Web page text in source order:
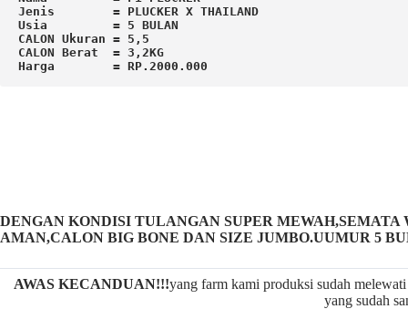
Jenis        = PLUCKER X THAILAND
Usia         = 5 BULAN
CALON Ukuran = 5,5
CALON Berat  = 3,2KG
Harga        = RP.2000.000
DENGAN KONDISI TULANGAN SUPER
AMAN,CALON BIG BONE DAN SIZE JUMBO.UUMUR 5
AWAS KECANDUAN!!!yang farm kami produksi sudah
yang sudah